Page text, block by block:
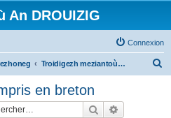
An DROUIZIG
Connexion
Troidigezh meziantoù all (frank a wirioù evit an darn vrasañ anezho)
en breton
Rechercher